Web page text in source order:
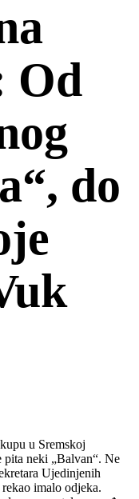
Od
do
u Sremskoj
pita neki „Balvan“. Ne
Ujedinjenih
imalo odjeka.